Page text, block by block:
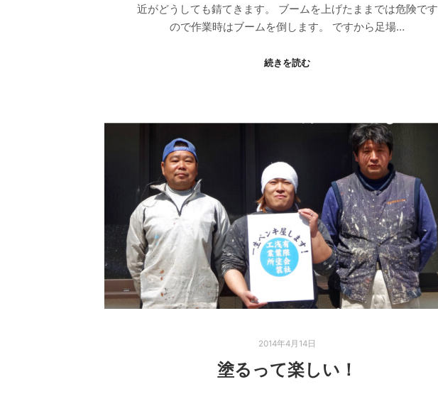
近がどうしても錆てきます。 ブームを上げたままでは危険です
ので作業時はブームを倒します。 ですから足場…
続きを読む
2014年4月14日
塗るって楽しい！